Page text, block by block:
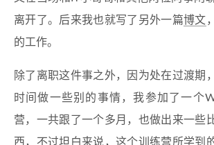
离开了。后来我也就写了另外一篇博文
的工作。
除了离职这件事之外，因为处在过渡期
时间做一些别的事情，我参加了一个
营，一共跟了一个多月，也做出来一些
西，不过坦白来说，这个训练营所学到